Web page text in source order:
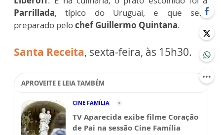
Parrillada, típico do Uruguai, e que será
preparado pelochef Guillermo Quintana.
Santa Receita, sexta-feira, às 15h30.
APROVEITE E LEIA TAMBÉM
CINE FAMÍLIA
TV Aparecida exibe filme Coração
de Pai na sessão Cine Família